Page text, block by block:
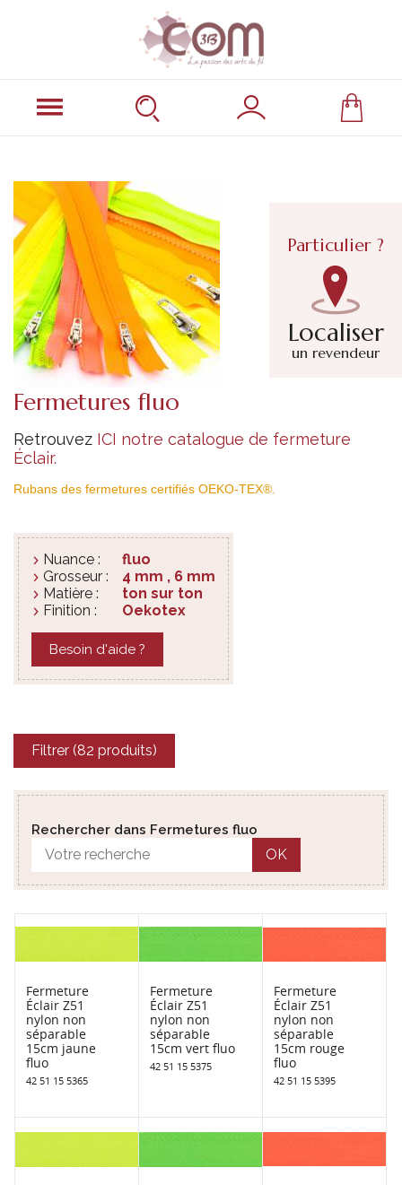
Particulier ?
Localiser
un revendeur
Fermetures fluo
Retrouvez ICI notre catalogue de fermeture
Éclair.
Rubans des fermetures certifiés OEKO-TEX®.
Nuance :
fluo
Grosseur :
4 mm , 6 mm
Matière :
ton sur ton
Finition :
Oekotex
Besoin d'aide ?
Filtrer (82 produits)
Rechercher dans Fermetures fluo
OK
Fermeture
Éclair Z51
nylon non
séparable
15cm jaune
fluo
42 51 15 5365
Fermeture
Éclair Z51
nylon non
séparable
15cm vert fluo
42 51 15 5375
Fermeture
Éclair Z51
nylon non
séparable
15cm rouge
fluo
42 51 15 5395